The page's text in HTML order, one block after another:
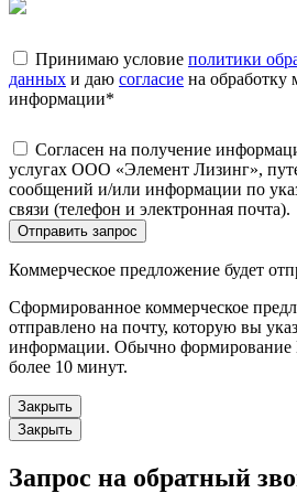
Принимаю условие политики
данных и даю согласие на обработку
информации*
Согласен на получение
услугах ООО «Элемент Лизинг»,
сообщений и/или информации по
связи (телефон и электронная почта).
Отправить запрос
Коммерческое предложение будет
Сформированное коммерческое
отправлено на почту, которую вы
информации. Обычно формирование
более 10 минут.
Закрыть
Закрыть
Запрос на обратный